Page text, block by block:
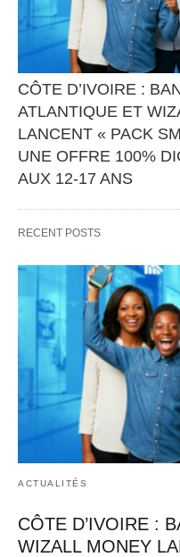
CÔTE D’IVOIRE :
ATLANTIQUE ET
LANCENT « PACK
UNE OFFRE 100%
AUX 12-17 ANS
d’inclusion financière
RECENT POSTS
ACTUALITÉS
CÔTE D’IVOIRE :
WIZALL MONEY